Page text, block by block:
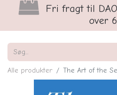
Fri fragt til
over
Alle produkter The Art of the